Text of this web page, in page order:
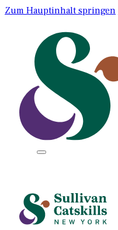
Zum Hauptinhalt springen